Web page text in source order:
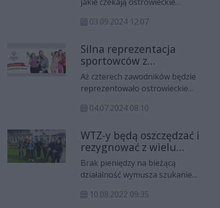
nadziejami na sportowe
sukcesy uczestników
jakie czekają ostrowieckie
"Szansa", sportowych ambicjach
placówek, na antenie Radia Rekord
Świętokrzyskie mówi Robert Rogala
kierownik tej placówki.
03.09.2024 12:07
Silna reprezentacja
sportowców z
ostrowieckich WTZ na
Ogólnopolskim Mitingu
Lekkoatletycznym
Aż czterech zawodników będzie
reprezentowało ostrowieckie
podczas zawodów sportowych o
04.07.2024 08:10
WTZ-y będą oszczędzać i
rezygnować z wielu
wydarzeń
Brak pieniędzy na bieżącą
działalność wymusza szukanie
przedsięwzięć.
10.08.2022 09:35